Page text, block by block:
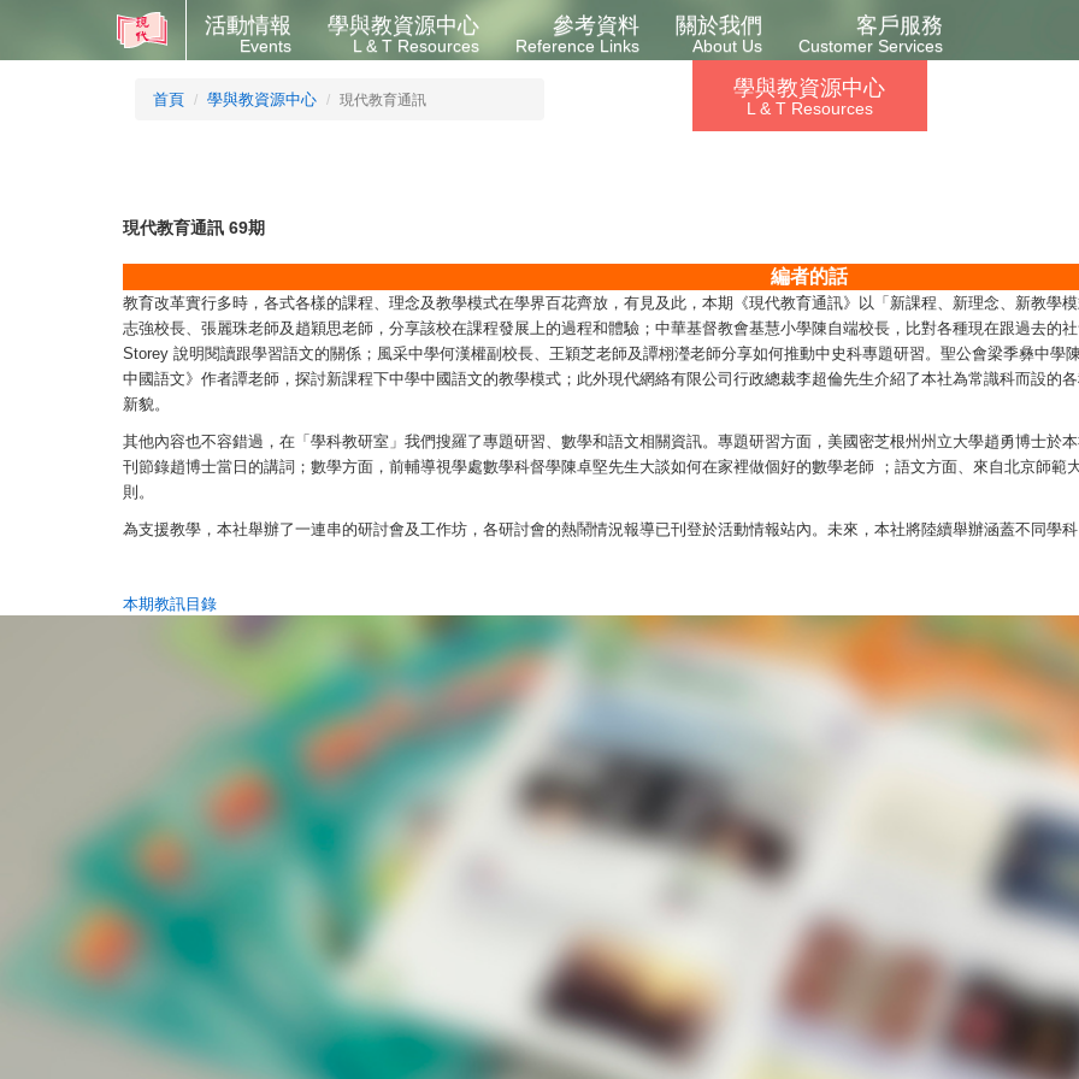
活動情報
Events
學與教資源中心
L & T Resources
參考資料
Reference Links
關於我們
About Us
客戶服務
Customer Services
首頁 學與教資源中心 現代教育通訊 學與教資源中心
L & T Resources
現代教育通訊 69期
編者的話
教育改革實行多時，各式各樣的課程、理念及教學模式在學界百花齊放，有見及此，本期《現代教育通訊》以「新課程、新理念、新教學
志強校長、張麗珠老師及趙穎思老師，分享該校在課程發展上的過程和體驗；中華基督教會基慧小學陳自端校長，比對各種現在跟過去的
Storey 說明閱讀跟學習語文的關係；風采中學何漢權副校長、王穎芝老師及譚栩瀅老師分享如何推動中史科專題研習。聖公會梁季彝中學
中國語文》作者譚老師，探討新課程下中學中國語文的教學模式；此外現代網絡有限公司行政總裁李超倫先生介紹了本社為常識科而設的
新貌。
其他內容也不容錯過，在「學科教研室」我們搜羅了專題研習、數學和語文相關資訊。專題研習方面，美國密芝根州州立大學趙勇博士於
刊節錄趙博士當日的講詞；數學方面，前輔導視學處數學科督學陳卓堅先生大談如何在家裡做個好的數學老師 ；語文方面、來自北京師
則。
為支援教學，本社舉辦了一連串的研討會及工作坊，各研討會的熱鬧情況報導已刊登於活動情報站內。未來，本社將陸續舉辦涵蓋不同學
本期教訊目錄